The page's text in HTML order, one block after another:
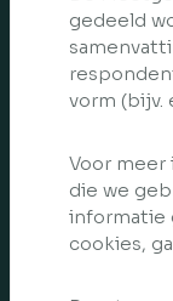
gedeeld
vorm (bijv.
Voor
die we
informatie
cookies,